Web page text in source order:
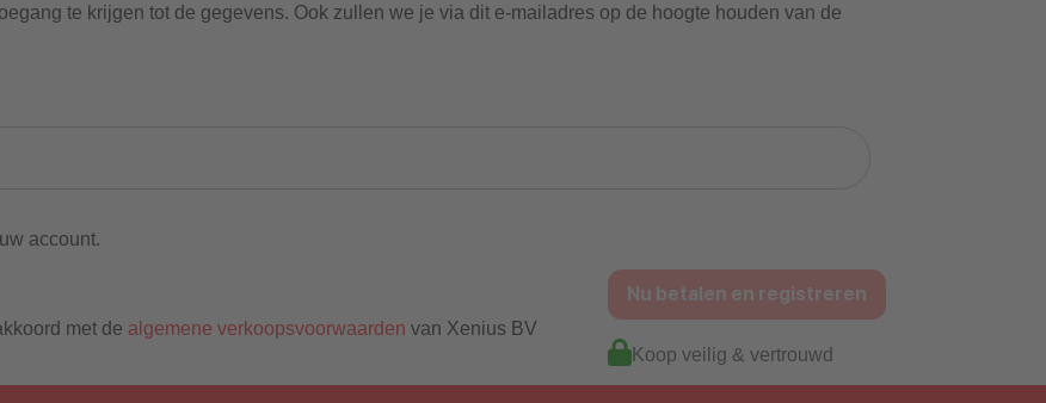
te krijgen tot de gegevens. Ook zullen we je via dit e-mailadres op de hoogte houden van de
account.
met de algemene verkoopsvoorwaardenvan Xenius BV
Nu betalen en registreren
Koop veilig & vertrouwd